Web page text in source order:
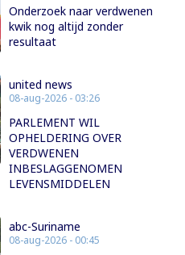
Onderzoek naar verdwenen
kwik nog altijd zonder
resultaat
united news
08-aug-2026 - 03:26
PARLEMENT WIL
OPHELDERING OVER
VERDWENEN
INBESLAGGENOMEN
LEVENSMIDDELEN
abc-Suriname
08-aug-2026 - 00:45